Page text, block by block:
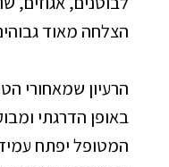
הצלחה מאוד
הרעיון שמאחורי
באופן הדרגתי
המטופל יפתח